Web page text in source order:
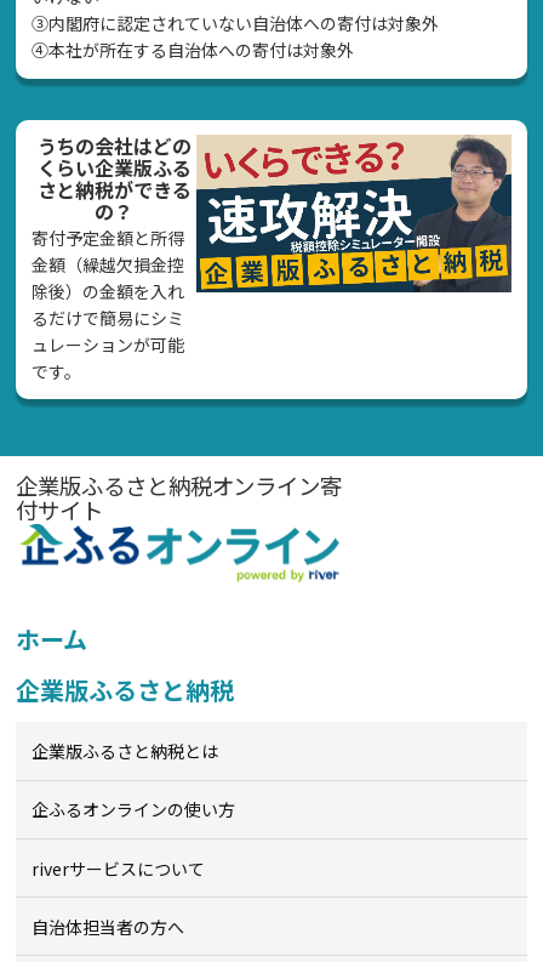
➂内閣府に認定されていない自治体への寄付は対象外
④本社が所在する自治体への寄付は対象外
うちの会社はどの
くらい企業版ふる
さと納税ができる
の？
寄付予定金額と所得
金額（繰越欠損金控
除後）の金額を入れ
るだけで簡易にシミ
ュレーションが可能
です。
企業版ふるさと納税オンライン寄
付サイト
ホーム
企業版ふるさと納税
企業版ふるさと納税とは
企ふるオンラインの使い方
riverサービスについて
自治体担当者の方へ